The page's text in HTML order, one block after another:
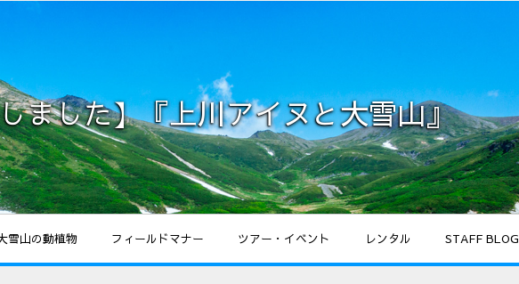
ました】『上川アイヌと大雪山』
雪山の動植物 フィールドマナー ツアー・イベント レンタル STAFF BLOG